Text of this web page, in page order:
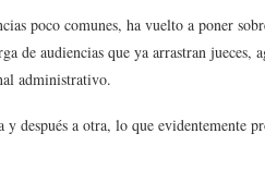
poco comunes, ha vuelto a poner
de audiencias que ya arrastran jueces,
administrativo.
después a otra, lo que evidentemente